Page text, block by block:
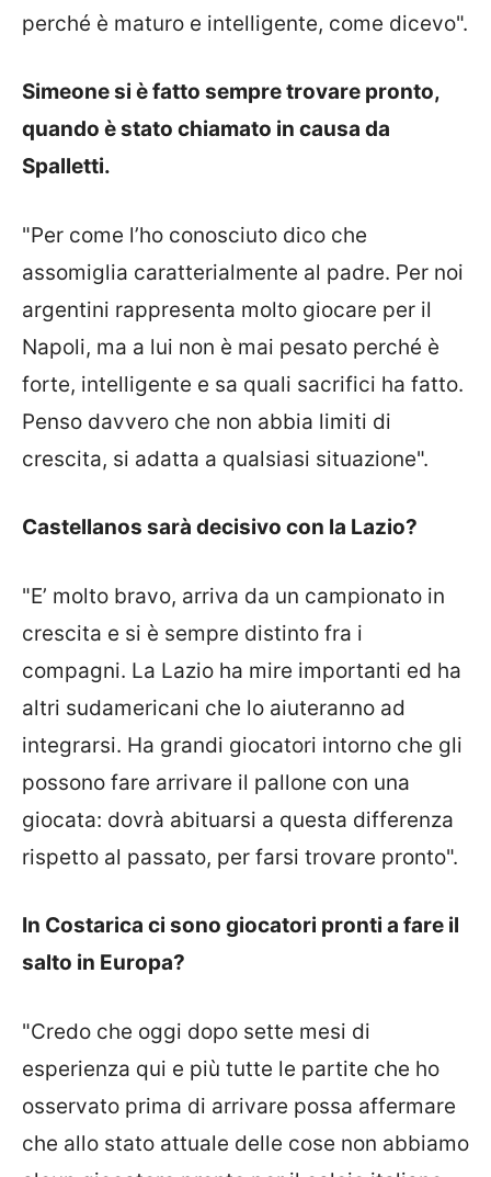
perché è maturo e intelligente, come dicevo".
Simeone si è fatto sempre trovare pronto,
quando è stato chiamato in causa da
Spalletti.
"Per come l’ho conosciuto dico che
assomiglia caratterialmente al padre. Per noi
argentini rappresenta molto giocare per il
Napoli, ma a lui non è mai pesato perché è
forte, intelligente e sa quali sacrifici ha fatto.
Penso davvero che non abbia limiti di
crescita, si adatta a qualsiasi situazione".
Castellanos sarà decisivo con la Lazio?
"E’ molto bravo, arriva da un campionato in
crescita e si è sempre distinto fra i
compagni. La Lazio ha mire importanti ed ha
altri sudamericani che lo aiuteranno ad
integrarsi. Ha grandi giocatori intorno che gli
possono fare arrivare il pallone con una
giocata: dovrà abituarsi a questa differenza
rispetto al passato, per farsi trovare pronto".
In Costarica ci sono giocatori pronti a fare il
salto in Europa?
"Credo che oggi dopo sette mesi di
esperienza qui e più tutte le partite che ho
osservato prima di arrivare possa affermare
che allo stato attuale delle cose non abbiamo